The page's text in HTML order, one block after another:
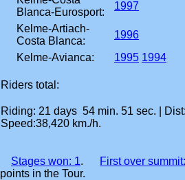
Blanca-Eurosport:
1997
Kelme-Artiach-
Costa Blanca:
1996
Kelme-Avianca:
1995 1994
Riders total:
Riding: 21 days 54 min. 51 sec. |
Speed:38,420 km./h.
Stages won: 1.
First over
points in the Tour.